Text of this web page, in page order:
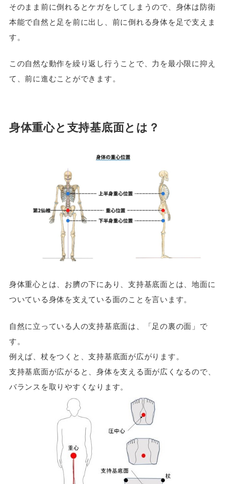
そのまま前に倒れるとケガをしてしまうので、身体は防衛
本能で自然と足を前に出し、前に倒れる身体を足で支えま
す。
この自然な動作を繰り返し行うことで、力を最小限に抑え
て、前に進むことができます。
身体重心と支持基底面とは？
身体重心とは、お臍の下にあり、支持基底面とは、地面に
ついている身体を支えている面のことを言います。
自然に立っている人の支持基底面は、「足の裏の面」で
す。
例えば、杖をつくと、支持基底面が広がります。
支持基底面が広がると、身体を支える面が広くなるので、
バランスを取りやすくなります。